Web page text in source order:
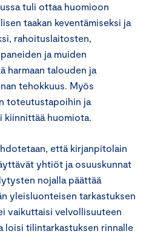
tuli ottaa huomioon
taakan keventämiseksi ja
rahoituslaitosten,
ja muiden
harmaan talouden ja
tehokkuus. Myös
toteutustapoihin ja
huomiota.
että kirjanpitolain
yhtiöt ja osuuskunnat
nojalla päättää
yleisluonteisen tarkastuksen
vaikuttaisi velvollisuuteen
loisi tilintarkastuksen rinnalle